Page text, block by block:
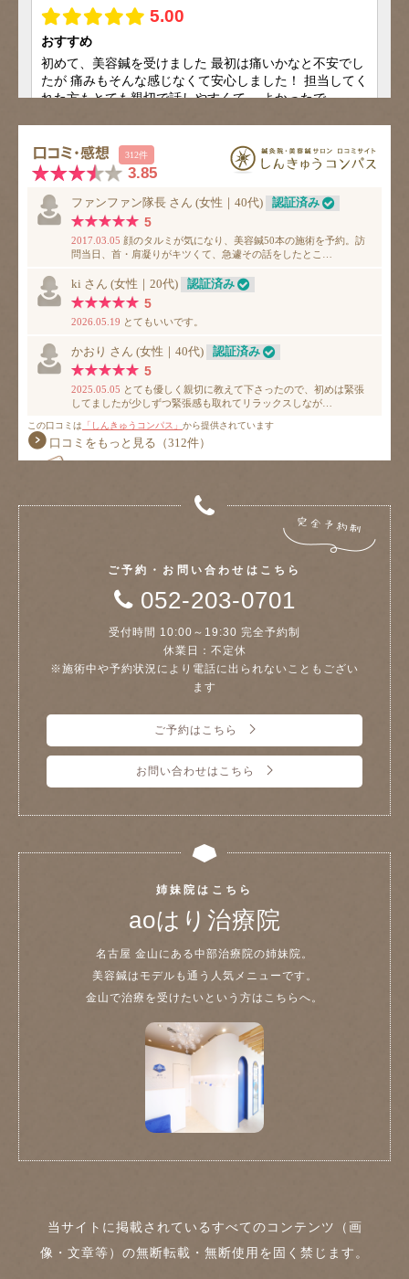
ご予約・お問い合わせはこちら
052-203-0701
受付時間 10:00～19:30 完全予約制
休業日：不定休
※施術中や予約状況により電話に出られないこともござい
ます
ご予約はこちら
お問い合わせはこちら
姉妹院はこちら
aoはり治療院
名古屋 金山にある中部治療院の姉妹院。
美容鍼はモデルも通う人気メニューです。
金山で治療を受けたいという方はこちらへ。
当サイトに掲載されているすべてのコンテンツ（画
像・文章等）の無断転載・無断使用を固く禁じます。